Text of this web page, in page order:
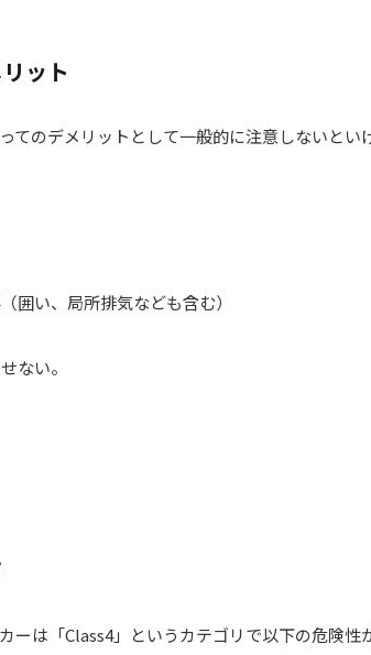
ット
てのデメリットとして一般的に注意しないと
囲い、局所排気なども含む）
ない。
は「Class4」というカテゴリで以下の危険性